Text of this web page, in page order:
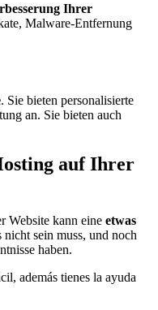
Ihrer
Malware-Entfernung
. Sie bieten personalisierte
an. Sie bieten auch
auf Ihrer
Website kann eine etwas
nicht sein muss, und noch
haben.